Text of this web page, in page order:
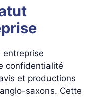
entreprise
confidentialité
et productions
saxons. Cette